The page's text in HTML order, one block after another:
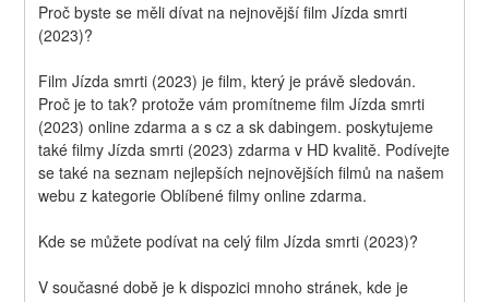
Proč byste se měli dívat na nejnovější film Jízda smrti
(2023)?
Film Jízda smrti (2023) je film, který je právě sledován.
Proč je to tak? protože vám promítneme film Jízda smrti
(2023) online zdarma a s cz a sk dabingem. poskytujeme
také filmy Jízda smrti (2023) zdarma v HD kvalitě. Podívejte
se také na seznam nejlepších nejnovějších filmů na našem
webu z kategorie Oblíbené filmy online zdarma.
Kde se můžete podívat na celý film Jízda smrti (2023)?
V současné době je k dispozici mnoho stránek, kde je